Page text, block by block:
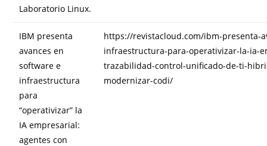
Laboratorio Linux.
IBM presenta
avances en
software e
infraestructura
para
“operativizar” la
IA empresarial:
agentes con
https://revistacloud.com/ibm-presenta-
infraestructura-para-operativizar-la-ia-
trazabilidad-control-unificado-de-ti-
modernizar-codi/